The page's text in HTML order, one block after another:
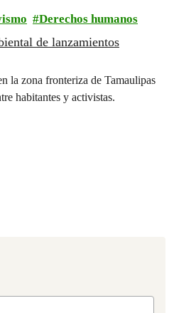
Derechos humanos
de lanzamientos
la zona fronteriza de Tamaulipas
habitantes y activistas.